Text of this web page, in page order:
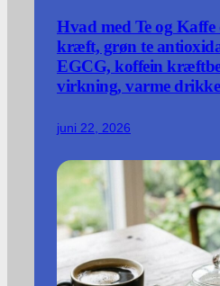
Hvad med Te og
kræft, grøn te
EGCG, koffein
virkning, varme
juni 22, 2026